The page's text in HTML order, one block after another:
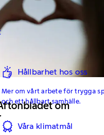
Hållbarhet hos oss
Mer om vårt arbete för trygga
och ett hållbart samhälle.
Våra klimatmål
om